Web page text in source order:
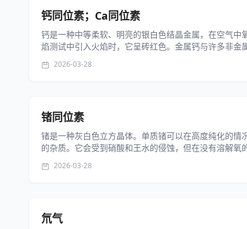
钙同位素；Ca同位素
钙是一种中等柔软、明亮的银白色结晶金属，在空气
焰测试中引入火焰时，它呈砖红色。金属钙与许多非
2026-03-28
锗同位素
锗是一种灰白色立方晶体。单质锗可以在高度纯化的
的杂质。它会受到硝酸和王水的侵蚀，但在没有溶解
2026-03-28
氘气